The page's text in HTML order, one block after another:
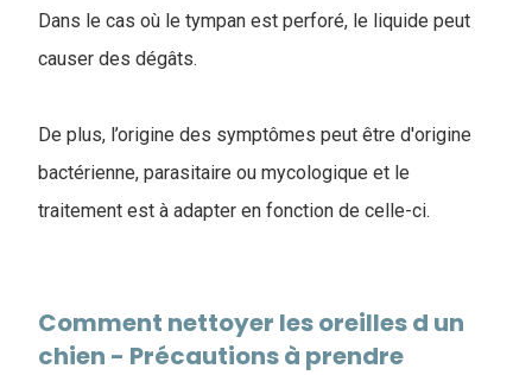
Dans le cas où le tympan est perforé, le liquide peut
causer des dégâts.
De plus, l’origine des symptômes peut être d'origine
bactérienne, parasitaire ou mycologique et le
traitement est à adapter en fonction de celle-ci.
Comment nettoyer les oreilles d un
chien - Précautions à prendre